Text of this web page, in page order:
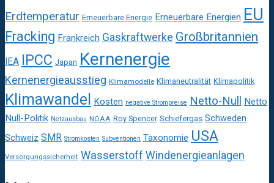
Erdtemperatur Erneuerbare Energie Erneuerbare Energien EU
Fracking Frankreich Gaskraftwerke Großbritannien
IEA IPCC Japan Kernenergie
Kernenergieausstieg Klimamodelle Klimaneutralität Klimapolitik
Klimawandel Kosten negative Strompreise Netto-Null
Netto
Null-Politik Netzausbau NOAA Roy Spencer Schiefergas Schweden
Schweiz SMR Stromkosten Subventionen Taxonomie USA
Versorgungssicherheit Wasserstoff Windenergieanlagen